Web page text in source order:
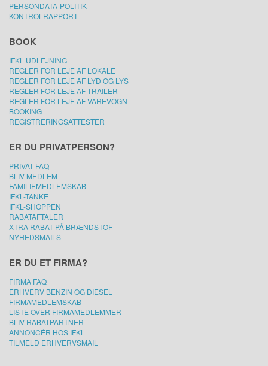
PERSONDATA-POLITIK
KONTROLRAPPORT
BOOK
IFKL UDLEJNING
REGLER FOR LEJE AF LOKALE
REGLER FOR LEJE AF LYD OG LYS
REGLER FOR LEJE AF TRAILER
REGLER FOR LEJE AF VAREVOGN
BOOKING
REGISTRERINGSATTESTER
ER DU PRIVATPERSON?
PRIVAT FAQ
BLIV MEDLEM
FAMILIEMEDLEMSKAB
IFKL-TANKE
IFKL-SHOPPEN
RABATAFTALER
XTRA RABAT PÅ BRÆNDSTOF
NYHEDSMAILS
ER DU ET FIRMA?
FIRMA FAQ
ERHVERV BENZIN OG DIESEL
FIRMAMEDLEMSKAB
LISTE OVER FIRMAMEDLEMMER
BLIV RABATPARTNER
ANNONCÉR HOS IFKL
TILMELD ERHVERVSMAIL